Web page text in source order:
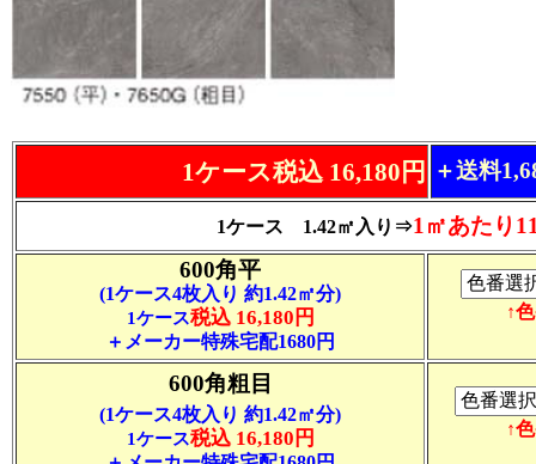
1ケース税込 16,180円 ＋送料
1ケース 1.42㎡入り⇒1㎡あたり
600角平
(1ケース4枚入り 約1.42㎡分)
1ケース税込 16,180円
＋メーカー特殊宅配1680円
↑
600角粗目
(1ケース4枚入り 約1.42㎡分)
1ケース税込 16,180円 ↑